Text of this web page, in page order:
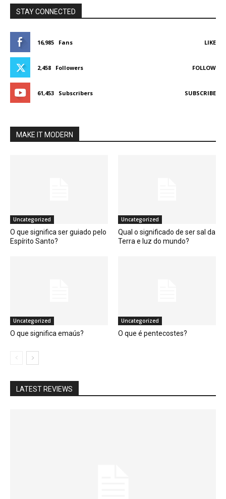
STAY CONNECTED
16,985 Fans LIKE
2,458 Followers FOLLOW
61,453 Subscribers SUBSCRIBE
MAKE IT MODERN
Uncategorized
O que significa ser guiado pelo
Espírito Santo?
Uncategorized
Qual o significado de ser sal da
Terra e luz do mundo?
Uncategorized
O que significa emaús?
Uncategorized
O que é pentecostes?
LATEST REVIEWS